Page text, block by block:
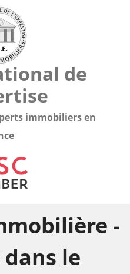
de
immobiliers en
-
dans le